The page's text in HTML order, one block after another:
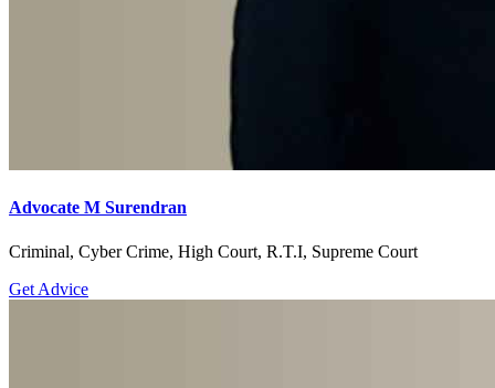
Advocate M Surendran
Criminal, Cyber Crime, High Court, R.T.I, Supreme Court
Get Advice